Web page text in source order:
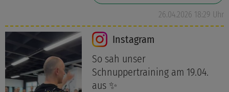
26.04.2026 18:29 Uhr
Instagram
So sah unser
Schnuppertraining am 19.04.
aus ✨